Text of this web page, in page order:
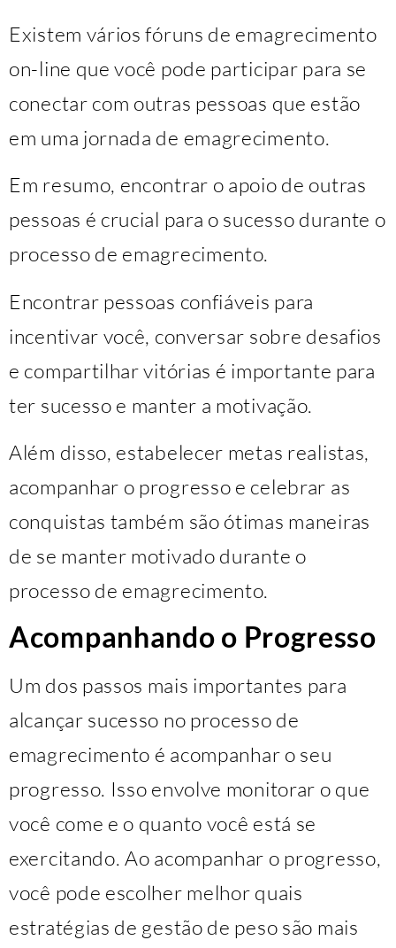
Existem vários fóruns de emagrecimento
on-line que você pode participar para se
conectar com outras pessoas que estão
em uma jornada de emagrecimento.
Em resumo, encontrar o apoio de outras
pessoas é crucial para o sucesso durante o
processo de emagrecimento.
Encontrar pessoas confiáveis para
incentivar você, conversar sobre desafios
e compartilhar vitórias é importante para
ter sucesso e manter a motivação.
Além disso, estabelecer metas realistas,
acompanhar o progresso e celebrar as
conquistas também são ótimas maneiras
de se manter motivado durante o
processo de emagrecimento.
Acompanhando o Progresso
Um dos passos mais importantes para
alcançar sucesso no processo de
emagrecimento é acompanhar o seu
progresso. Isso envolve monitorar o que
você come e o quanto você está se
exercitando. Ao acompanhar o progresso,
você pode escolher melhor quais
estratégias de gestão de peso são mais